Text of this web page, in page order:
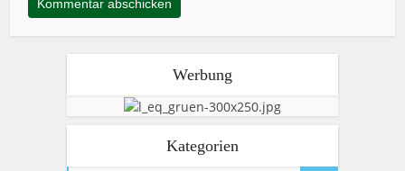
Werbung
Kategorien